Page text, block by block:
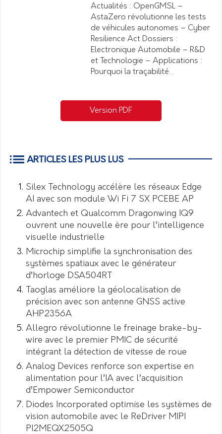
Actualités : OpenGMSL –
AstaZero révolutionne les tests
de véhicules autonomes – Cyber
Resilience Act Dossiers :
Electronique Automobile – R&D
et Technologie – Applications :
Pourquoi la traçabilité…
Version PDF
ARTICLES LES PLUS LUS
Silex Technology accélère les réseaux Edge
AI avec son module Wi Fi 7 SX PCEBE AP
Advantech et Qualcomm Dragonwing IQ9
ouvrent une nouvelle ère pour l’intelligence
visuelle industrielle
Microchip simplifie la synchronisation des
systèmes spatiaux avec le générateur
d’horloge DSA504RT
Taoglas améliore la géolocalisation de
précision avec son antenne GNSS active
AHP2356A
Allegro révolutionne le freinage brake-by-
wire avec le premier PMIC de sécurité
intégrant la détection de vitesse de roue
Analog Devices renforce son expertise en
alimentation pour l’IA avec l’acquisition
d’Empower Semiconductor
Diodes Incorporated optimise les systèmes de
vision automobile avec le ReDriver MIPI
PI2MEQX2505Q